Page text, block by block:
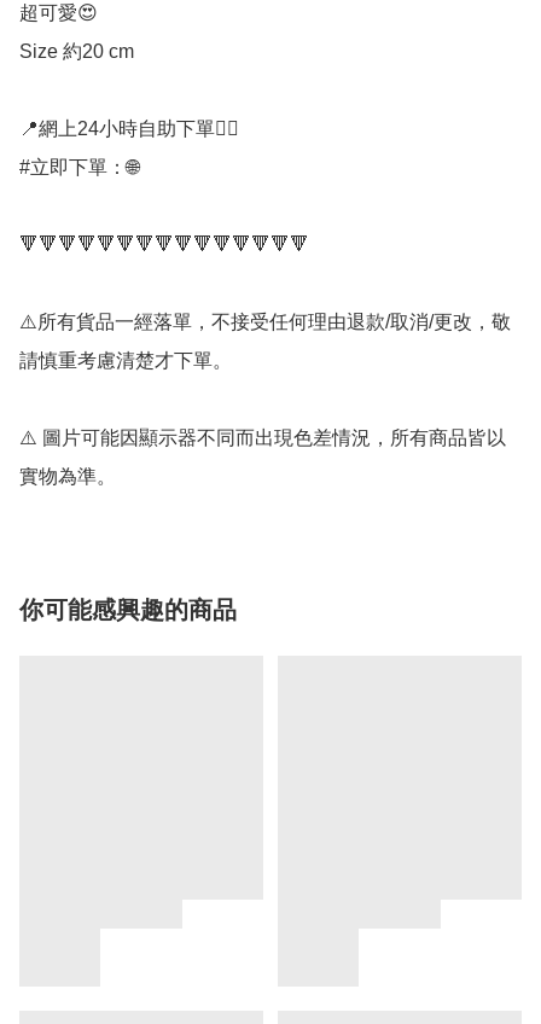
超可愛😍
Size 約20 cm
📍網上24小時自助下單👍🏻
#立即下單：🌐
🔻🔻🔻🔻🔻🔻🔻🔻🔻🔻🔻🔻🔻🔻🔻
⚠️所有貨品一經落單，不接受任何理由退款/取消/更改，敬
請慎重考慮清楚才下單。
⚠️ 圖片可能因顯示器不同而出現色差情況，所有商品皆以
實物為準。
你可能感興趣的商品